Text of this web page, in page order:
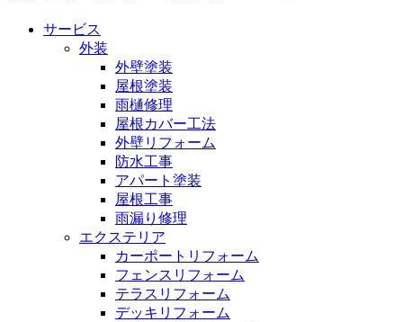
サービス
外装
外壁塗装
屋根塗装
雨樋修理
屋根カバー工法
外壁リフォーム
防水工事
アパート塗装
屋根工事
雨漏り修理
エクステリア
カーポートリフォーム
フェンスリフォーム
テラスリフォーム
デッキリフォーム